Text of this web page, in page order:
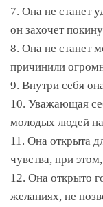
7. Она не станет
он захочет
8. Она не станет
причинили
9. Внутри себя
10. Уважающая
молодых людей
11. Она открыта
чувства, при
12. Она открыто
желаниях, не